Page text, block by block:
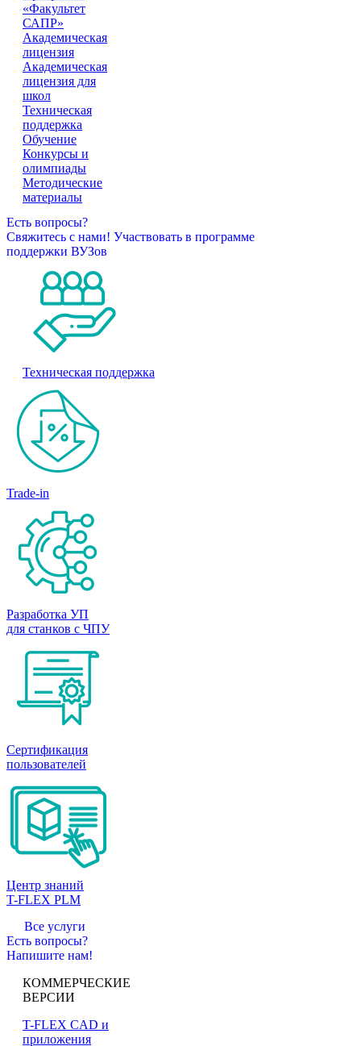
«Факультет
САПР»
Академическая
лицензия
Академическая
лицензия для
школ
Техническая
поддержка
Обучение
Конкурсы и
олимпиады
Методические
материалы
Есть вопросы?
Свяжитесь с нами! Участвовать в программе
поддержки ВУЗов
Техническая поддержка
Trade-in
Разработка УП
для станков с ЧПУ
Сертификация
пользователей
Центр знаний
T-FLEX PLM
Все услуги
Есть вопросы?
Напишите нам!
КОММЕРЧЕСКИЕ
ВЕРСИИ
T-FLEX CAD и
приложения